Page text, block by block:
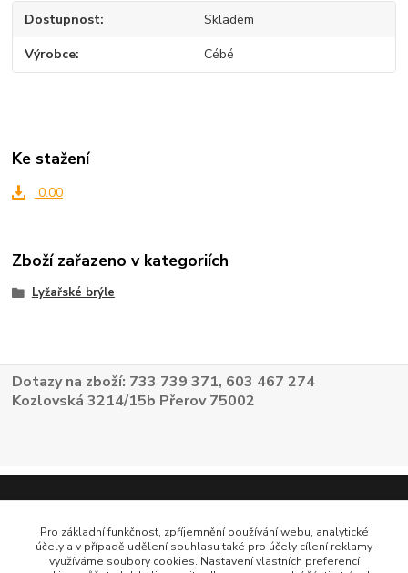
Dostupnost Skladem
Výrobce Cébé
Ke stažení
0.00
Zboží zařazeno v kategoriích
Lyžařské brýle
Dotazy na zboží: 733 739 371, 603 467 274
Kozlovská 3214/15b Přerov 75002
Pro základní funkčnost, zpříjemnění používání webu, analytické
účely a v případě udělení souhlasu také pro účely cílení reklamy
využíváme soubory cookies. Nastavení vlastních preferencí